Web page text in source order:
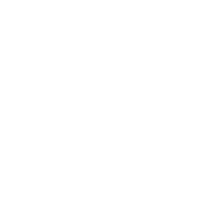
Với hơn 1000 căn